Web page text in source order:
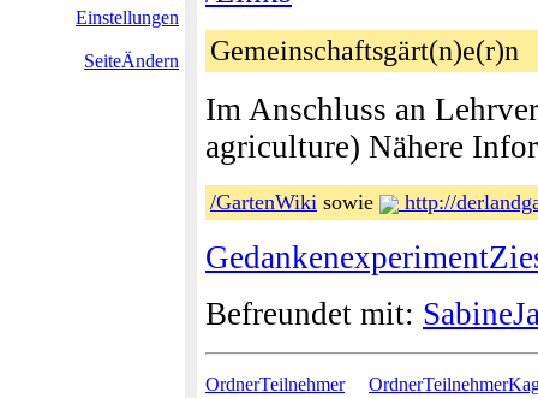
Einstellungen
SeiteÄndern Gemeinschaftsgärt(n)e(r)n
Im Anschluss an
agriculture) Nähere
/GartenWiki sowie http://
Befreundet mit:
OrdnerTeilnehmer